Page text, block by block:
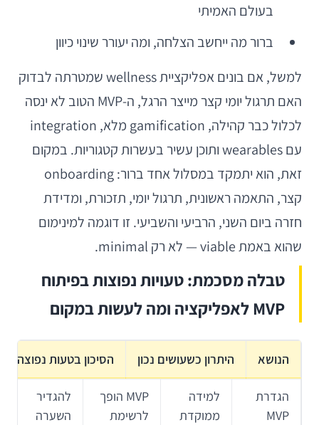
בעולם האמיתי
ברור מה ייחשב הצלחה, ומה יעורר שינוי כיוון
למשל, אם בונים אפליקציית wellness שמטרתה לבדוק
האם תרגול יומי קצר מייצר הרגל, ה-MVP הטוב לא ינסה
לכלול כבר קהילה, gamification מלא, integration
עם wearables ותוכן עשיר בעשרות קטגוריות. במקום
זאת, הוא יתמקד במסלול אחד ברור: onboarding
קצר, התאמה ראשונית, תרגול יומי, תזכורת, ומדידת
חזרה ביום השני, הרביעי והשביעי. זו דוגמה למינימום
שהוא באמת viable — לא רק minimal.
טבלה מסכמת: טעויות נפוצות בפיתוח
MVP לאפליקציה ומה לעשות במקום
הנושא היתרון כשעושים נכון הסיכון בטעות נפוצה
הגדרת
MVP
למידה
ממוקדת
MVP הופך
לרשימת
להגדיר
השערה